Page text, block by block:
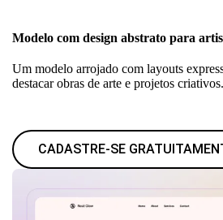
Modelo com design abstrato para
Um modelo arrojado com layouts
destacar obras de arte e projetos criativos.
CADASTRE-SE